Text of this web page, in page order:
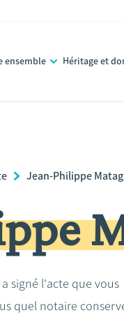
ensemble Héritage et
Jean-Philippe
signé l'acte que vous
quel notaire